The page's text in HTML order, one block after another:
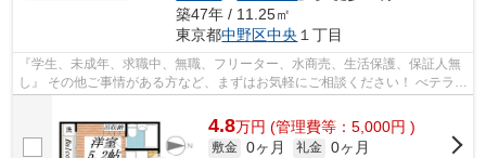
築47年 / 11.25㎡
東京都中野区中央 １丁目
『学生、未成年、求職中、無職、フリーター、水商売、生活保護、保証人無
し』 その他ご事情がある方など、まずはお気軽にご相談ください！ べテラン
スタッフが対応致しますのでご希望...
4.8万円 (管理費等：5,000円 )
敷金 0ヶ月 礼金 0ヶ月